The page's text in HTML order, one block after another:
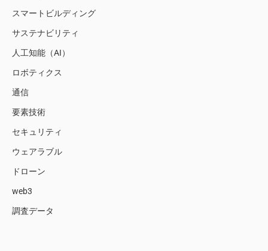
スマートビルディング
サステナビリティ
人工知能（AI）
ロボティクス
通信
要素技術
セキュリティ
ウェアラブル
ドローン
web3
調査データ